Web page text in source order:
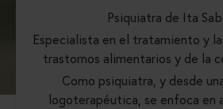
Psiquiatra de Ita
Especialista en el tratamiento y
trastornos alimentarios y de la
Como psiquiatra, y desde
logoterapéutica, se enfoca en